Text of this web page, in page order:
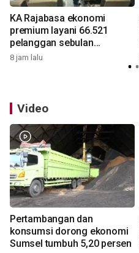
KA Rajabasa ekonomi
premium layani 66.521
pelanggan sebulan
beroperasi
8 jam lalu
Video
Pertambangan dan
konsumsi dorong ekonomi
Sumsel tumbuh 5,20 persen